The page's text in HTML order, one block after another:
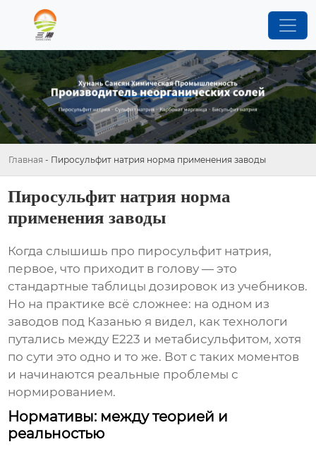
Главная - Пиросульфит натрия норма применения заводы
Пиросульфит натрия норма
применения заводы
Когда слышишь про пиросульфит натрия,
первое, что приходит в голову — это
стандартные таблицы дозировок из учебников.
Но на практике всё сложнее: на одном из
заводов под Казанью я видел, как технологи
путались между E223 и метабисульфитом, хотя
по сути это одно и то же. Вот с таких моментов
и начинаются реальные проблемы с
нормированием.
Нормативы: между теорией и
реальностью